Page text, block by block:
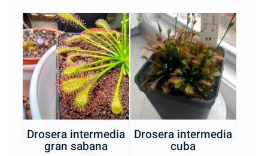
Drosera intermedia
gran sabana
Drosera intermedia
cuba